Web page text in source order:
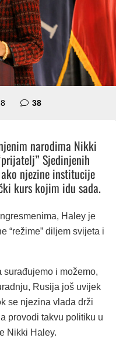
38komentara
narodima Nikki
Sjedinjenih
njezine institucije
kurs kojim idu sada.
Haley je
“režime” diljem svijeta i
surađujemo i možemo,
Rusija još uvijek
se njezina vlada drži
provodi takvu politiku u
Nikki Haley.